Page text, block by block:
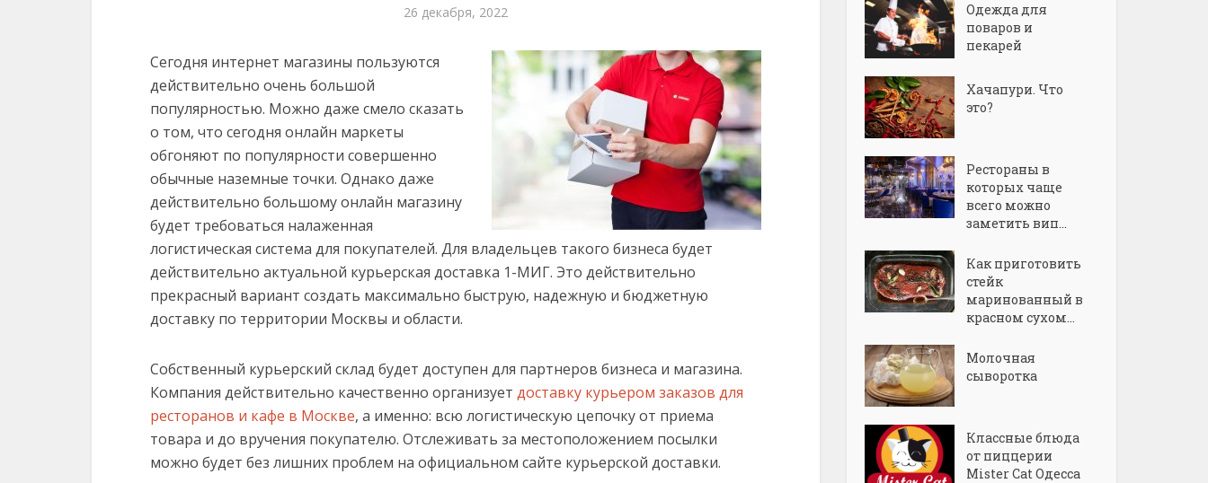
26 декабря, 2022
Сегодня интернет магазины пользуются
действительно очень большой
популярностью. Можно даже смело сказать
о том, что сегодня онлайн маркеты
обгоняют по популярности совершенно
обычные наземные точки. Однако даже
действительно большому онлайн магазину
будет требоваться налаженная
логистическая система для покупателей. Для владельцев такого бизнеса будет
действительно актуальной курьерская доставка 1-МИГ. Это действительно
прекрасный вариант создать максимально быструю, надежную и бюджетную
доставку по территории Москвы и области.
Собственный курьерский склад будет доступен для партнеров бизнеса и магазина.
Компания действительно качественно организует доставку курьером заказов для
ресторанов и кафе в Москве, а именно: всю логистическую цепочку от приема
товара и до вручения покупателю. Отслеживать за местоположением посылки
можно будет без лишних проблем на официальном сайте курьерской доставки.
Одежда для
поваров и
пекарей
Хачапури. Что
это?
Рестораны в
которых чаще
всего можно
заметить вип...
Как приготовить
стейк
маринованный в
красном сухом...
Молочная
сыворотка
Классные блюда
от пиццерии
Mister Cat Одесса